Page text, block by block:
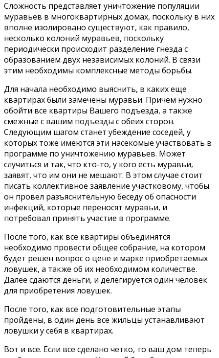
Сложность представляет уничтожение популяции
муравьев в многоквартирных домах, поскольку в них
вполне изолировано существуют, как правило,
несколько колоний муравьев, поскольку
периодически происходит разделение гнезда с
образованием двух независимых колоний. В связи
этим необходимы комплексные методы борьбы.
Для начала необходимо выяснить, в каких еще
квартирах были замечены муравьи. Причем нужно
обойти все квартиры Вашего подъезда, а также
смежные с вашим подъезды с обеих сторон.
Следующим шагом станет убеждение соседей, у
которых тоже имеются эти насекомые участвовать в
программе по уничтожению муравьев. Может
случиться и так, что кто-то, у кого есть муравьи,
заявят, что им они не мешают. В этом случае стоит
писать коллективное заявление участковому, чтобы
он провел разъяснительную беседу об опасности
инфекций, которые переносят муравьи, и
потребовал принять участие в программе.
После того, как все квартиры объединятся
необходимо провести общее собрание, на котором
будет решен вопрос о цене и марке приобретаемых
ловушек, а также об их необходимом количестве.
Далее сдаются деньги, и делегируется один человек
для приобретения ловушек.
После того, как все подготовительные этапы
пройдены, в один день все жильцы устанавливают
ловушки у себя в квартирах.
Вот и все. Если все сделано четко, то ваш дом теперь